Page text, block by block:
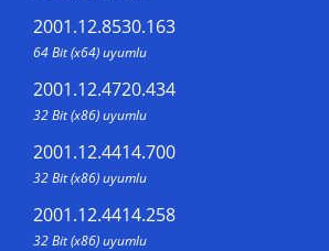
2001.12.8530.163
64 Bit (x64) uyumlu
2001.12.4720.434
32 Bit (x86) uyumlu
2001.12.4414.700
32 Bit (x86) uyumlu
2001.12.4414.258
32 Bit (x86) uyumlu